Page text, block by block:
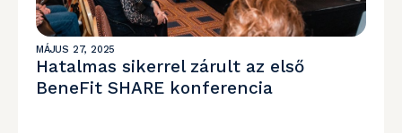
MÁJUS 27, 2025
Hatalmas sikerrel zárult az első
BeneFit SHARE konferencia